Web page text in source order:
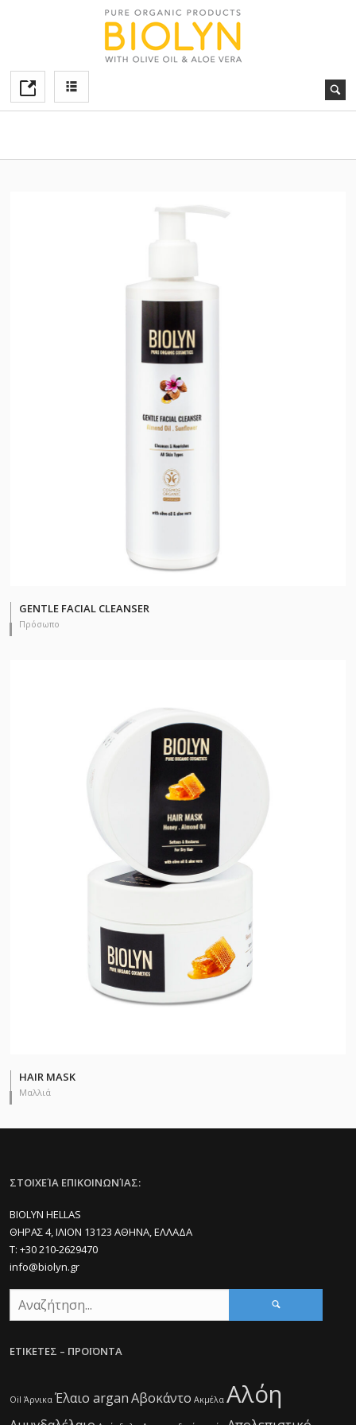
GENTLE FACIAL CLEANSER
Πρόσωπο
HAIR MASK
Μαλλιά
ΣΤΟΙΧΕΊΑ ΕΠΙΚΟΙΝΩΝΊΑΣ:
BIOLYN HELLAS
ΘΗΡΑΣ 4, ΙΛΙΟΝ 13123 ΑΘΗΝΑ, ΕΛΛΑΔΑ
Τ: +30 210-2629470
info@biolyn.gr
ΕΤΙΚΕΤΕΣ – ΠΡΟΪΟΝΤΑ
Oil Άρνικα Έλαιο arganΑβοκάντο Ακμέλα Αλόη